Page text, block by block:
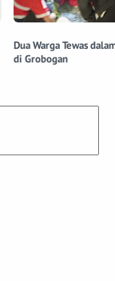
Dua Warga Tewas
di Grobogan